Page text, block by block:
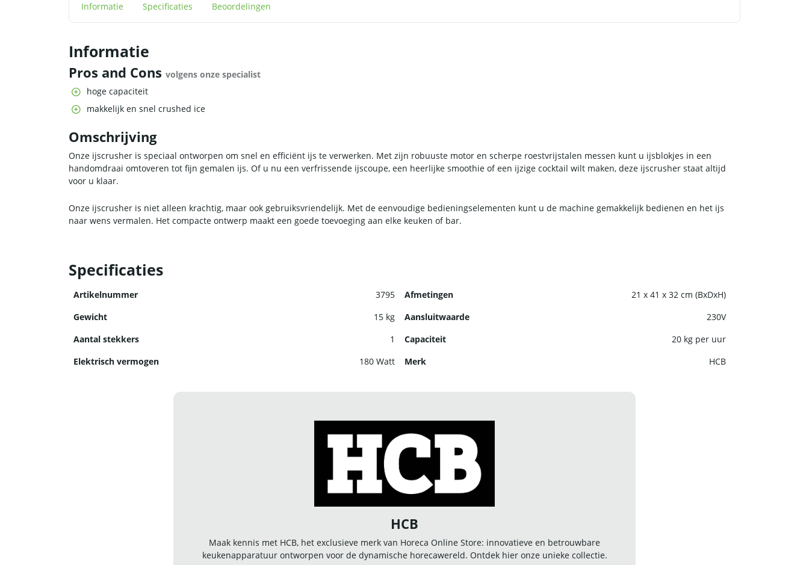
Informatie Specificaties Beoordelingen
Informatie
Pros and Cons volgens onze specialist
hoge capaciteit
makkelijk en snel crushed ice
Omschrijving
Onze ijscrusher is speciaal ontworpen om snel en efficiënt ijs te verwerken. Met zijn robuuste motor en scherpe roestvrijstalen messen kunt u ijsblokjes in een
handomdraai omtoveren tot fijn gemalen ijs. Of u nu een verfrissende ijscoupe, een heerlijke smoothie of een ijzige cocktail wilt maken, deze ijscrusher staat altijd
voor u klaar.
Onze ijscrusher is niet alleen krachtig, maar ook gebruiksvriendelijk. Met de eenvoudige bedieningselementen kunt u de machine gemakkelijk bedienen en het ijs
naar wens vermalen. Het compacte ontwerp maakt een goede toevoeging aan elke keuken of bar.
Specificaties
Artikelnummer 3795 Afmetingen
21 x 41 x 32 cm (BxDxH)
Gewicht
15 kg Aansluitwaarde
230V
Aantal stekkers
1 Capaciteit
20 kg per uur
Elektrisch vermogen
180 Watt Merk HCB
HCB
Maak kennis met HCB, het exclusieve merk van Horeca Online Store: innovatieve en betrouwbare
keukenapparatuur ontworpen voor de dynamische horecawereld. Ontdek hier onze unieke collectie.